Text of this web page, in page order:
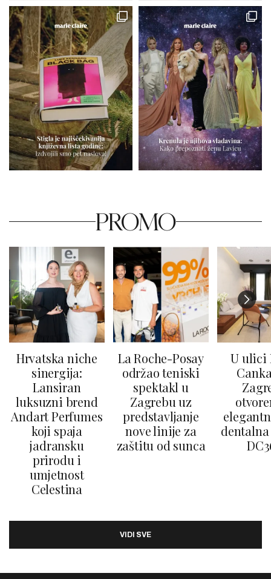
PROMO
Hrvatska niche
sinergija:
Lansiran
luksuzni brend
Andart Perfumes
koji spaja
jadransku
prirodu i
umjetnost
Celestina
La Roche-Posay
održao teniski
spektakl u
Zagrebu uz
predstavljanje
nove linije za
zaštitu od sunca
U ulici
VIDI SVE